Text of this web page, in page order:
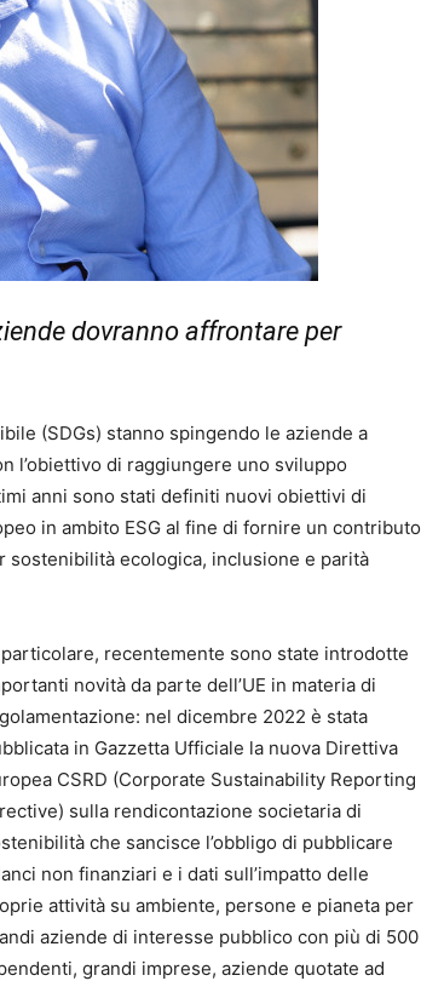
dovranno affrontare per
(SDGs) stanno spingendo le aziende a
l’obiettivo di raggiungere uno sviluppo
anni sono stati definiti nuovi obiettivi di
in ambito ESG al fine di fornire un contributo
sostenibilità ecologica, inclusione e parità
recentemente sono state introdotte
novità da parte dell’UE in materia di
nel dicembre 2022 è stata
in Gazzetta Ufficiale la nuova Direttiva
CSRD (Corporate Sustainability Reporting
sulla rendicontazione societaria di
che sancisce l’obbligo di pubblicare
non finanziari e i dati sull’impatto delle
attività su ambiente, persone e pianeta per
aziende di interesse pubblico con più di 500
grandi imprese, aziende quotate ad